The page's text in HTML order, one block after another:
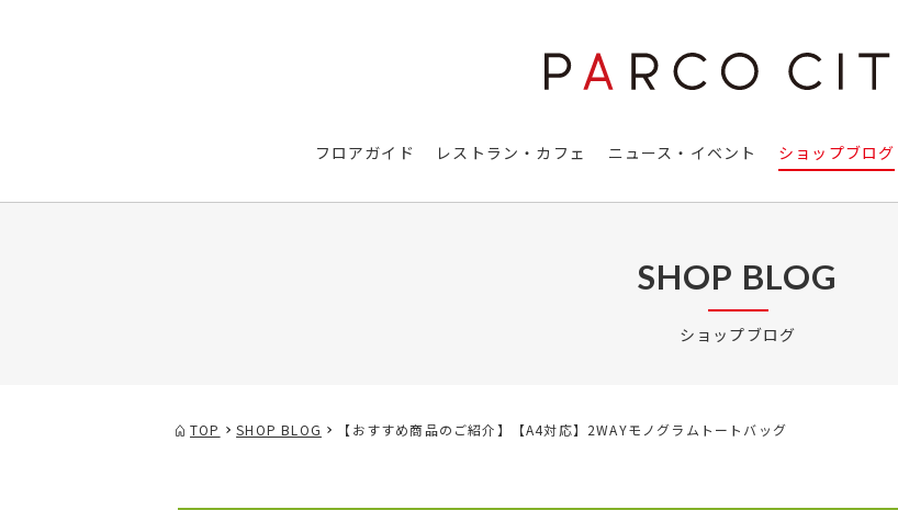
フロアガイド レストラン・カフェ ニュース・イベント ショップブログ
SHOP BLOG
ショップブログ
TOP SHOP BLOG 【おすすめ商品のご紹介】【A4対応】2WAYモノグラムトートバッグ